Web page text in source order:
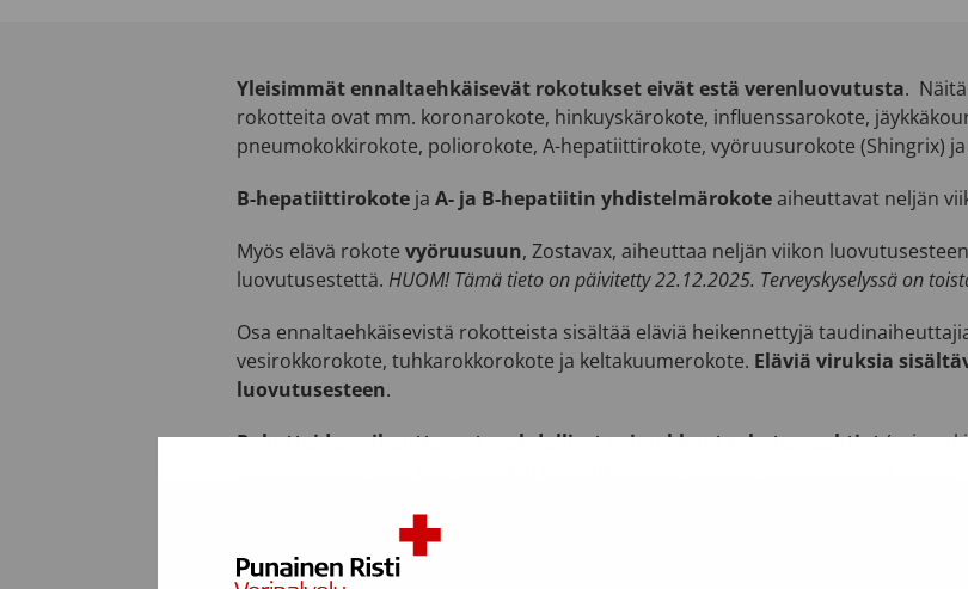
Yleisimmät ennaltaehkäisevät rokotukset eivät estä verenluovutusta.
rokotteita ovat mm. koronarokote, hinkuyskärokote, influenssarokote,
pneumokokkirokote, poliorokote, A-hepatiittirokote, vyöruusurokote (Shingrix)
B-hepatiittirokote ja A- ja B-hepatiitin yhdistelmärokoteaiheuttavat neljän
Myös elävä rokote vyöruusuun, Zostavax, aiheuttaa neljän viikon
luovutusestettä. HUOM! Tämä tieto on päivitetty 22.12.2025. Terveyskyselyssä on
Osa ennaltaehkäisevistä rokotteista sisältää eläviä heikennettyjä
vesirokkorokote, tuhkarokkorokote ja keltakuumerokote. Eläviä viruksia
luovutusesteen.
Rokotteiden aiheuttamat mahdolliset voimakkaat rokotusreaktiot
Jos rokote annetaan tietylle sairaudelle tai taudille altistumisen (esim. eläimen
tavallista ennaltaehkäisevää rokotusta selvästi pidempi luovutuseste.